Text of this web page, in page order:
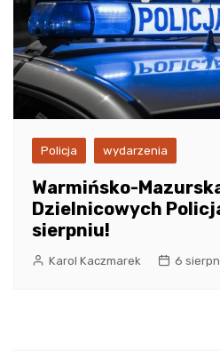
Policja wydarzenia
Warmińsko-
Dzielnicowych
sierpniu!
Karol Kaczmarek 6